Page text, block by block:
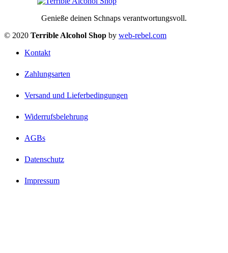
Genieße deinen Schnaps verantwortungsvoll.
© 2020 Terrible Alcohol Shop by web-rebel.com
Kontakt
Zahlungsarten
Versand und Lieferbedingungen
Widerrufsbelehrung
AGBs
Datenschutz
Impressum